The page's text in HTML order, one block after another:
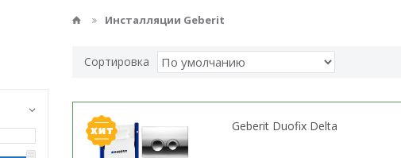
Инсталляции Geberit
Сортировка
Geberit Duofix Delta